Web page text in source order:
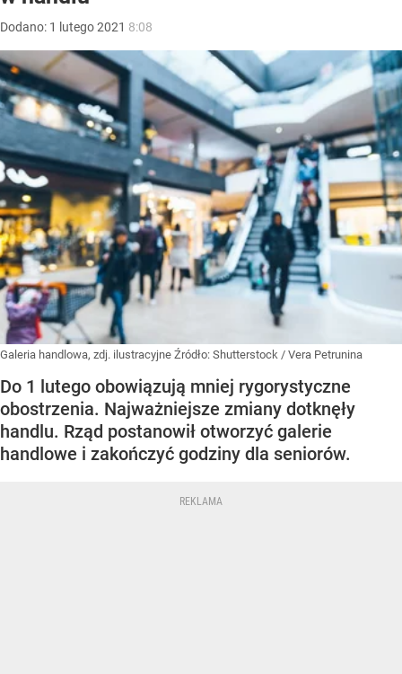
Dodano: 1 lutego2021 8:08
Galeria handlowa, zdj. ilustracyjne Źródło: Shutterstock / Vera Petrunina
Do 1 lutego obowiązują mniej rygorystyczne
obostrzenia. Najważniejsze zmiany dotknęły
handlu. Rząd postanowił otworzyć galerie
handlowe i zakończyć godziny dla seniorów.